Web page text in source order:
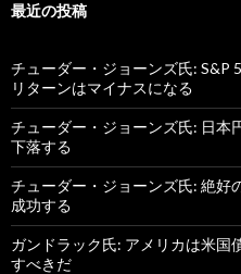
最近の投稿
チューダー・ジョーンズ氏: S&P
リターンはマイナスになる
チューダー・ジョーンズ氏: 日本
下落する
チューダー・ジョーンズ氏: 絶好
成功する
ガンドラック氏: アメリカは米国
すべきだ